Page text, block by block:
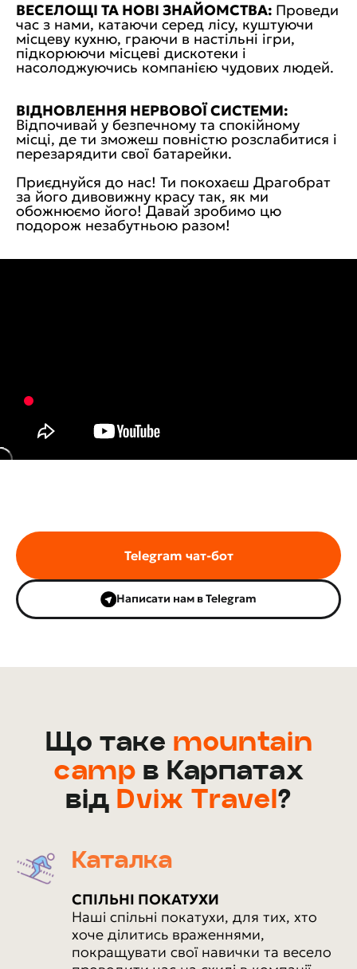
ВЕСЕЛОЩІ ТА НОВІ ЗНАЙОМСТВА: Проведи
час з нами, катаючи серед лісу, куштуючи
місцеву кухню, граючи в настільні ігри,
підкорюючи місцеві дискотеки і
насолоджуючись компанією чудових людей.
ВІДНОВЛЕННЯ НЕРВОВОЇ СИСТЕМИ:
Відпочивай у безпечному та спокійному
місці, де ти зможеш повністю розслабитися і
перезарядити свої батарейки.
Приєднуйся до нас! Ти покохаєш Драгобрат
за його дивовижну красу так, як ми
обожнюємо його! Давай зробимо цю
подорож незабутньою разом!
Telegram чат-бот
Написати нам в Telegram
Що таке mountain
camp в Карпатах
від Dviж Travel?
Каталка
СПІЛЬНІ ПОКАТУХИ
Наші спільні покатухи, для тих, хто
хоче ділитись враженнями,
покращувати свої навички та весело